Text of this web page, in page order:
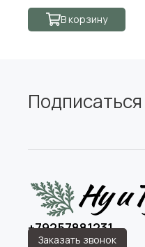
В корзину
+79257881231
Заказать звонок